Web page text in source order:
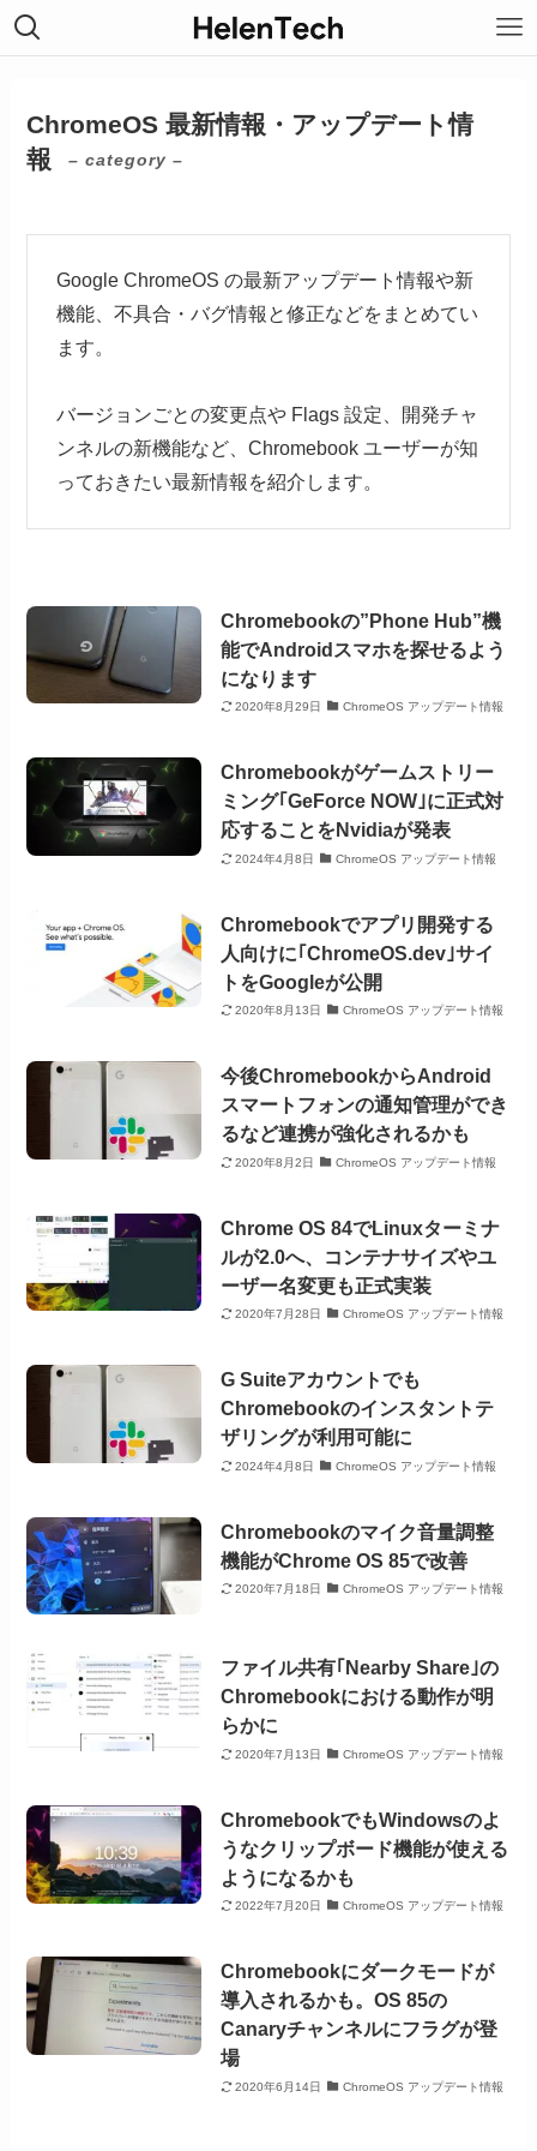
ChromeOS 最新情報・アップデート情
報
– category –
Google ChromeOS の最新アップデート情報や新
機能、不具合・バグ情報と修正などをまとめてい
ます。
バージョンごとの変更点や Flags 設定、開発チャ
ンネルの新機能など、Chromebook ユーザーが知
っておきたい最新情報を紹介します。
Chromebookの”Phone Hub”機
能でAndroidスマホを探せるよう
になります
2020年8月29日 ChromeOS アップデート情報
Chromebookがゲームストリー
ミング｢GeForce NOW｣に正式対
応することをNvidiaが発表
2024年4月8日 ChromeOS アップデート情報
Chromebookでアプリ開発する
人向けに｢ChromeOS.dev｣サイ
トをGoogleが公開
2020年8月13日 ChromeOS アップデート情報
今後ChromebookからAndroid
スマートフォンの通知管理ができ
るなど連携が強化されるかも
2020年8月2日 ChromeOS アップデート情報
Chrome OS 84でLinuxターミナ
ルが2.0へ、コンテナサイズやユ
ーザー名変更も正式実装
2020年7月28日 ChromeOS アップデート情報
G Suiteアカウントでも
Chromebookのインスタントテ
ザリングが利用可能に
2024年4月8日 ChromeOS アップデート情報
Chromebookのマイク音量調整
機能がChrome OS 85で改善
2020年7月18日 ChromeOS アップデート情報
ファイル共有｢Nearby Share｣の
Chromebookにおける動作が明
らかに
2020年7月13日 ChromeOS アップデート情報
ChromebookでもWindowsのよ
うなクリップボード機能が使える
ようになるかも
2022年7月20日 ChromeOS アップデート情報
Chromebookにダークモードが
導入されるかも。OS 85の
Canaryチャンネルにフラグが登
場
2020年6月14日 ChromeOS アップデート情報